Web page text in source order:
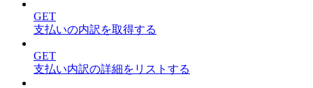
GET
支払いの内訳を取得する
GET
支払い内訳の詳細をリストする